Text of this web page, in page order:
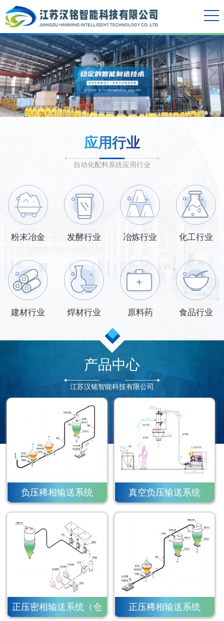
应用行业
自动化配料系统应用行业
粉末冶金 发酵行业 冶炼行业 化工行业
建材行业 焊材行业 原料药 食品行业
产品中心
江苏汉铭智能科技有限公司
负压稀相输送系统 真空负压输送系统
正压密相输送系统（仓
正压稀相输送系统